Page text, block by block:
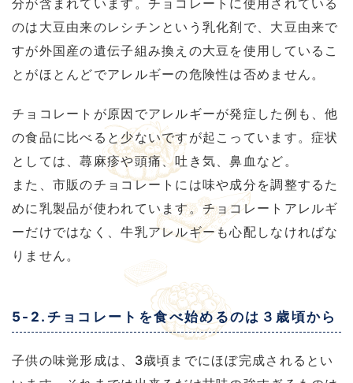
分が含まれています。チョコレートに使用されている
のは大豆由来のレシチンという乳化剤で、大豆由来で
すが外国産の遺伝子組み換えの大豆を使用しているこ
とがほとんどでアレルギーの危険性は否めません。
チョコレートが原因でアレルギーが発症した例も、他
の食品に比べると少ないですが起こっています。症状
としては、蕁麻疹や頭痛、吐き気、鼻血など。
また、市販のチョコレートには味や成分を調整するた
めに乳製品が使われています。チョコレートアレルギ
ーだけではなく、牛乳アレルギーも心配しなければな
りません。
5-2.チョコレートを食べ始めるのは３歳頃から
子供の味覚形成は、3歳頃までにほぼ完成されるとい